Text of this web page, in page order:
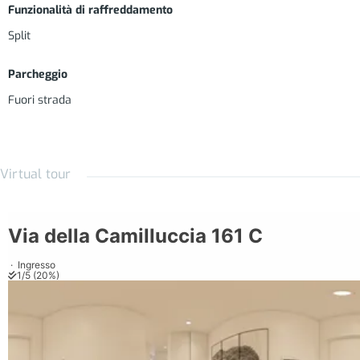
principali autostrade.
Materiali e Forniture
giorno/notte sono climatizzati separatamente;
Funzionalità di raffreddamento
Split
Parcheggio
Fuori strada
Virtual tour